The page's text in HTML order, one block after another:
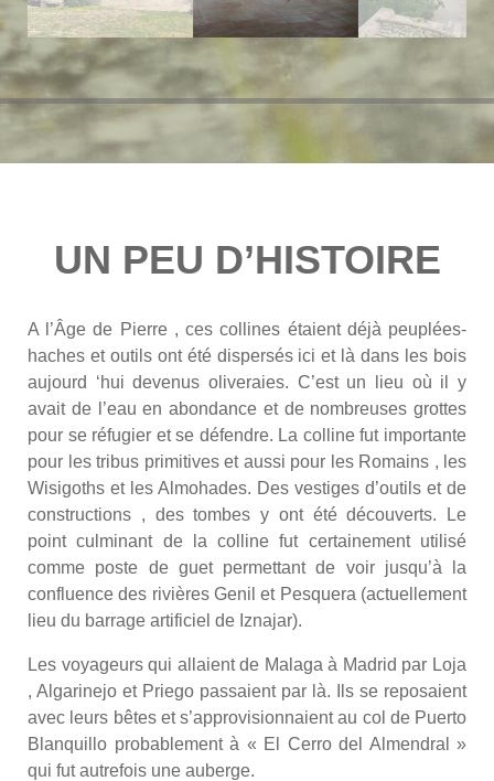
UN PEU D’HISTOIRE
A l’Âge de Pierre , ces collines étaient déjà peuplées-
haches et outils ont été dispersés ici et là dans les bois
aujourd ‘hui devenus oliveraies. C’est un lieu où il y
avait de l’eau en abondance et de nombreuses grottes
pour se réfugier et se défendre. La colline fut importante
pour les tribus primitives et aussi pour les Romains , les
Wisigoths et les Almohades. Des vestiges d’outils et de
constructions , des tombes y ont été découverts. Le
point culminant de la colline fut certainement utilisé
comme poste de guet permettant de voir jusqu’à la
confluence des rivières Genil et Pesquera (actuellement
lieu du barrage artificiel de Iznajar).
Les voyageurs qui allaient de Malaga à Madrid par Loja
, Algarinejo et Priego passaient par là. Ils se reposaient
avec leurs bêtes et s’approvisionnaient au col de Puerto
Blanquillo probablement à « El Cerro del Almendral »
qui fut autrefois une auberge.